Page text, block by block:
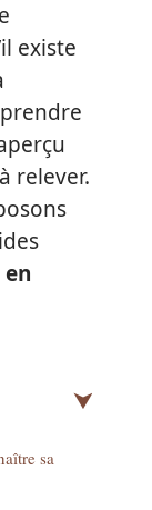
existe
relever.
sa